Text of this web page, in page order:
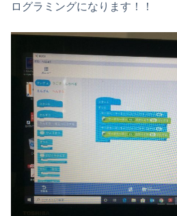
ログラミングになります！！